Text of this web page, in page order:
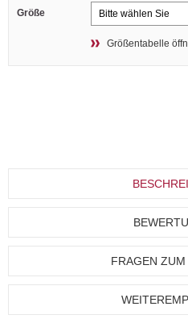
Größe
Größentabelle
FRAGEN